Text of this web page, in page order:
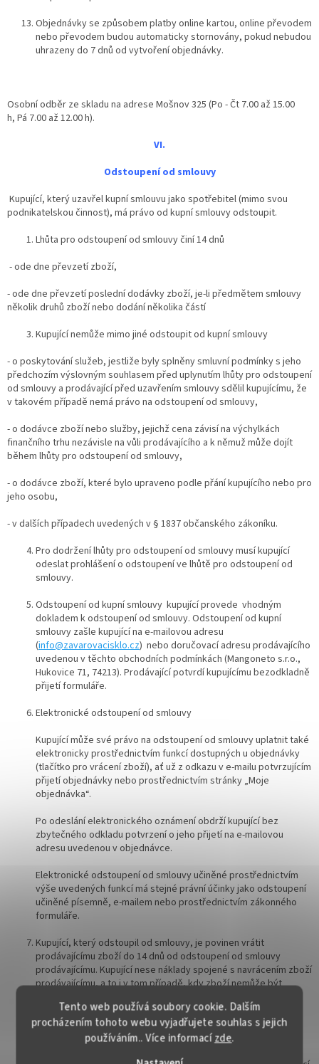
Tento web používá soubory cookie. Dalším
procházením tohoto webu vyjadřujete souhlas s jejich
používáním.. Více informacízde.
Objednávky se způsobem platby online kartou, online převodem
nebo převodem budou automaticky stornovány, pokud nebudou
uhrazeny do 7 dnů od vytvoření objednávky.
Osobní odběr ze skladu na adrese Mošnov 325 (Po - Čt 7.00 až 15.00
h, Pá 7.00 až 12.00 h).
VI.
Odstoupení od smlouvy
Kupující, který uzavřel kupní smlouvu jako spotřebitel (mimo svou
podnikatelskou činnost), má právo od kupní smlouvy odstoupit.
Lhůta pro odstoupení od smlouvy činí 14 dnů
- ode dne převzetí zboží,
- ode dne převzetí poslední dodávky zboží, je-li předmětem smlouvy
několik druhů zboží nebo dodání několika částí
Kupující nemůže mimo jiné odstoupit od kupní smlouvy
- o poskytování služeb, jestliže byly splněny smluvní podmínky s jeho
předchozím výslovným souhlasem před uplynutím lhůty pro odstoupení
od smlouvy a prodávající před uzavřením smlouvy sdělil kupujícímu, že
v takovém případě nemá právo na odstoupení od smlouvy,
- o dodávce zboží nebo služby, jejichž cena závisí na výchylkách
finančního trhu nezávisle na vůli prodávajícího a k němuž může dojít
během lhůty pro odstoupení od smlouvy,
- o dodávce zboží, které bylo upraveno podle přání kupujícího nebo pro
jeho osobu,
- v dalších případech uvedených v § 1837 občanského zákoníku.
Pro dodržení lhůty pro odstoupení od smlouvy musí kupující
odeslat prohlášení o odstoupení ve lhůtě pro odstoupení od
smlouvy.
Odstoupení od kupní smlouvy kupující provede vhodným
dokladem k odstoupení od smlouvy. Odstoupení od kupní
smlouvy zašle kupující na e-mailovou adresu
(info@zavarovacisklo.cz) nebo doručovací adresu prodávajícího
uvedenou v těchto obchodních podmínkách (Mangoneto s.r.o.,
Hukovice 71, 74213). Prodávající potvrdí kupujícímu bezodkladně
přijetí formuláře.
Elektronické odstoupení od smlouvy
Kupující může své právo na odstoupení od smlouvy uplatnit také
elektronicky prostřednictvím funkcí dostupných u objednávky
(tlačítko pro vrácení zboží), ať už z odkazu v e-mailu potvrzujícím
přijetí objednávky nebo prostřednictvím stránky „Moje
objednávka“.
Po odeslání elektronického oznámení obdrží kupující bez
zbytečného odkladu potvrzení o jeho přijetí na e-mailovou
adresu uvedenou v objednávce.
Elektronické odstoupení od smlouvy učiněné prostřednictvím
výše uvedených funkcí má stejné právní účinky jako odstoupení
učiněné písemně, e-mailem nebo prostřednictvím zákonného
formuláře.
Kupující, který odstoupil od smlouvy, je povinen vrátit
prodávajícímu zboží do 14 dnů od odstoupení od smlouvy
prodávajícímu. Kupující nese náklady spojené s navrácením zboží
prodávajícímu, a to i v tom případě, kdy zboží nemůže být
Odstoupí-li kupující od smlouvy, vrátí mu prodávající
bezodkladně, nejpozději však do 14 dnů od doručení zboží